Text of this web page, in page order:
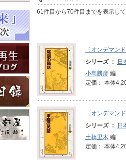
61件目から70件目までを表示し
〔オンデマン
シリーズ ：
日
小島勝彦 編
定価： 本体
〔オンデマン
シリーズ ：
日
土橋里木 編
定価： 本体